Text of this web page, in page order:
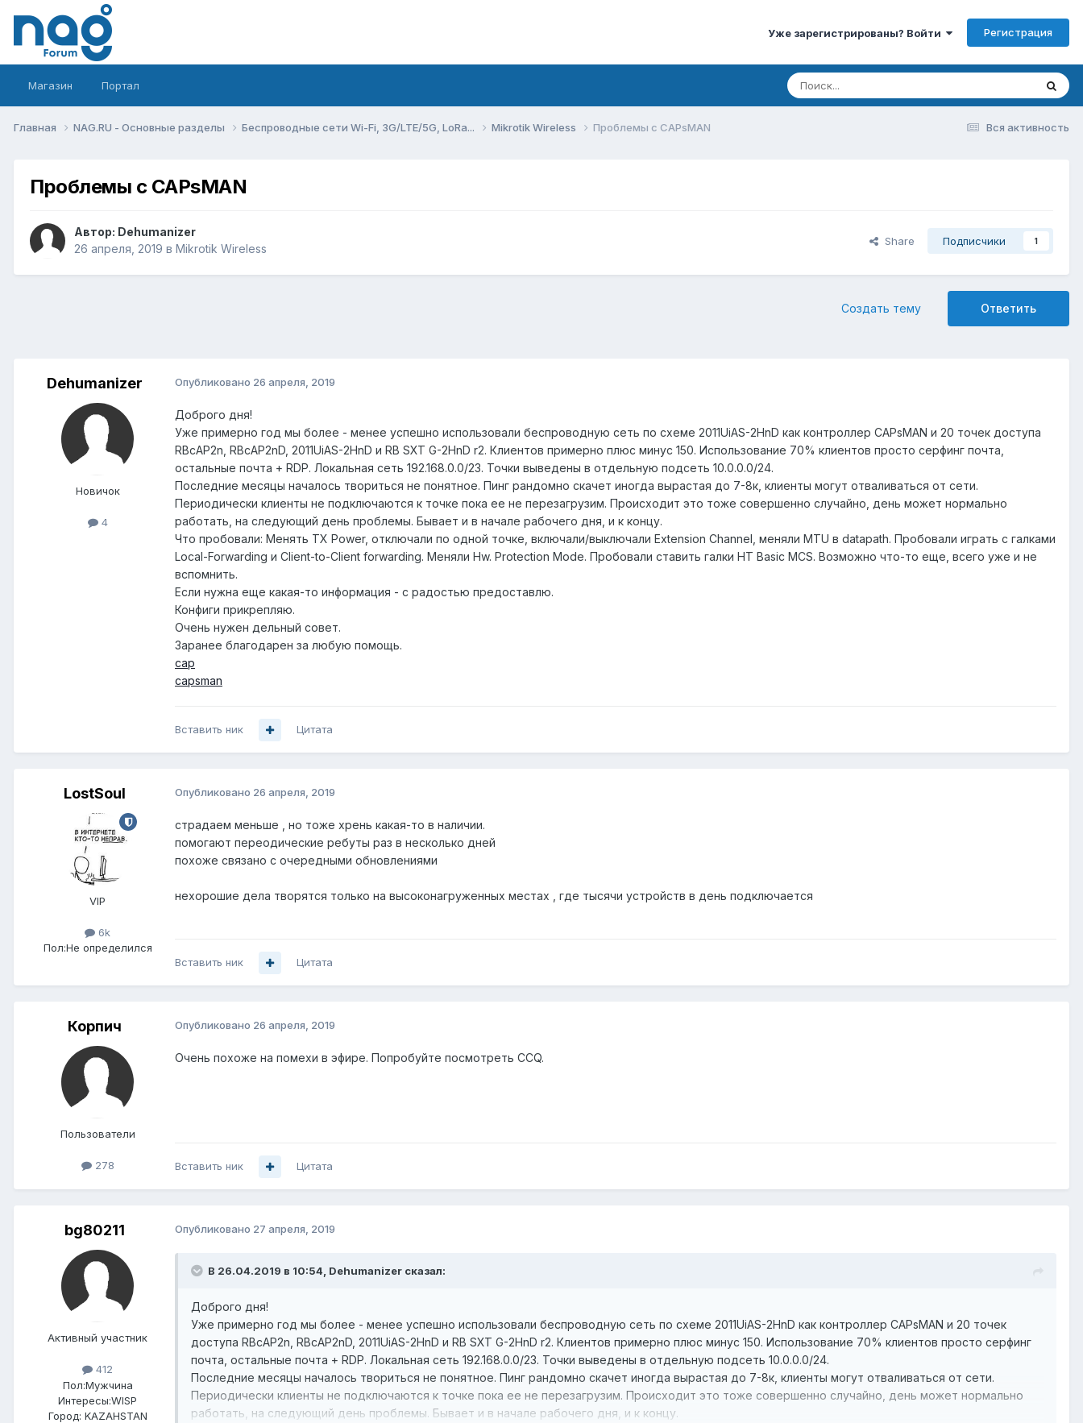
Уже зарегистрированы? Войти Регистрация
Магазин Портал
Вся активность
Главная NAG.RU - Основные разделы Беспроводные сети Wi-Fi, 3G/LTE/5G, LoRa... Mikrotik Wireless Проблемы с CAPsMAN
Проблемы с CAPsMAN
Автор: Dehumanizer
26 апреля, 2019 в Mikrotik Wireless
Share Подписчики 1
Ответить
Создать тему
Dehumanizer
Новичок
4
Опубликовано 26 апреля, 2019
Доброго дня!
Уже примерно год мы более - менее успешно использовали беспроводную сеть по схеме 2011UiAS-2HnD как контроллер CAPsMAN и 20 точек доступа
RBcAP2n, RBcAP2nD, 2011UiAS-2HnD и RB SXT G-2HnD r2. Клиентов примерно плюс минус 150. Использование 70% клиентов просто серфинг почта,
остальные почта + RDP. Локальная сеть 192.168.0.0/23. Точки выведены в отдельную подсеть 10.0.0.0/24.
Последние месяцы началось твориться не понятное. Пинг рандомно скачет иногда вырастая до 7-8к, клиенты могут отваливаться от сети.
Периодически клиенты не подключаются к точке пока ее не перезагрузим. Происходит это тоже совершенно случайно, день может нормально
работать, на следующий день проблемы. Бывает и в начале рабочего дня, и к концу.
Что пробовали: Менять TX Power, отключали по одной точке, включали/выключали Extension Channel, меняли MTU в datapath. Пробовали играть с галками
Local-Forwarding и Client-to-Client forwarding. Меняли Hw. Protection Mode. Пробовали ставить галки HT Basic MCS. Возможно что-то еще, всего уже и не
вспомнить.
Если нужна еще какая-то информация - с радостью предоставлю.
Конфиги прикрепляю.
Очень нужен дельный совет.
Заранее благодарен за любую помощь.
cap
capsman
Вставить ник Цитата
LostSoul
VIP
6k
Пол:Не определился
Опубликовано 26 апреля, 2019
страдаем меньше , но тоже хрень какая-то в наличии.
помогают переодические ребуты раз в несколько дней
похоже связано с очередными обновлениями
нехорошие дела творятся только на высоконагруженных местах , где тысячи устройств в день подключается
Вставить ник Цитата
Корпич
Пользователи
278
Опубликовано 26 апреля, 2019
Очень похоже на помехи в эфире. Попробуйте посмотреть CCQ.
Вставить ник Цитата
bg80211
Активный участник
412
Пол:Мужчина
Интересы:WISP
Город: KAZAHSTAN
Опубликовано 27 апреля, 2019
В 26.04.2019 в 10:54, Dehumanizer сказал:
Доброго дня!
Уже примерно год мы более - менее успешно использовали беспроводную сеть по схеме 2011UiAS-2HnD как контроллер CAPsMAN и 20 точек
доступа RBcAP2n, RBcAP2nD, 2011UiAS-2HnD и RB SXT G-2HnD r2. Клиентов примерно плюс минус 150. Использование 70% клиентов просто серфинг
почта, остальные почта + RDP. Локальная сеть 192.168.0.0/23. Точки выведены в отдельную подсеть 10.0.0.0/24.
Последние месяцы началось твориться не понятное. Пинг рандомно скачет иногда вырастая до 7-8к, клиенты могут отваливаться от сети.
Периодически клиенты не подключаются к точке пока ее не перезагрузим. Происходит это тоже совершенно случайно, день может нормально
работать, на следующий день проблемы. Бывает и в начале рабочего дня, и к концу.